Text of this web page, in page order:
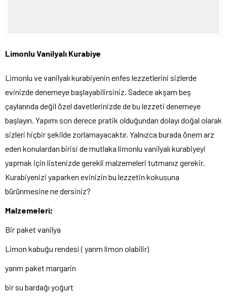
Limonlu Vanilyalı Kurabiye
Limonlu ve vanilyalı kurabiyenin enfes lezzetlerini sizlerde
evinizde denemeye başlayabilirsiniz. Sadece akşam beş
çaylarında değil özel davetlerinizde de bu lezzeti denemeye
başlayın. Yapımı son derece pratik olduğundan dolayı doğal olarak
sizleri hiçbir şekilde zorlamayacaktır. Yalnızca burada önem arz
eden konulardan birisi de mutlaka limonlu vanilyalı kurabiyeyi
yapmak için listenizde gerekli malzemeleri tutmanız gerekir.
Kurabiyenizi yaparken evinizin bu lezzetin kokusuna
bürünmesine ne dersiniz?
Malzemeleri;
Bir paket vanilya
Limon kabuğu rendesi ( yarım limon olabilir)
yarım paket margarin
bir su bardağı yoğurt